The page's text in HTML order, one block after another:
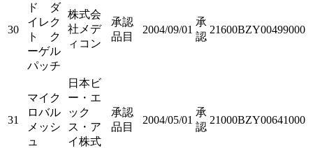
30
ド ダ
イレク
ト ク
ーゲル
パッチ
株式会
社メデ
ィコン
承認
品目
2004/09/01
承
認
21600BZY00499000
31
マイク
ロバル
メッシ
ュ
日本ビ
ー・エ
ック
ス・ア
イ株式
承認
品目
2004/05/01
承
認
21000BZY00641000